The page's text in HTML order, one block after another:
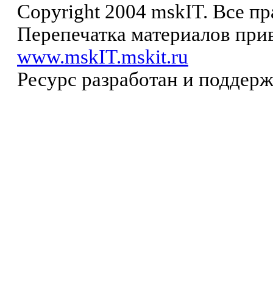
Copyright 2004 mskIT. Все
Перепечатка материалов
www.mskIT.mskit.ru
Ресурс разработан и